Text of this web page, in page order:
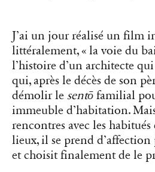
J’ai un jour réalisé un film
littéralement, « la voie du
l’histoire d’un architecte
qui, après le décès de son
démolir le sentō familial
immeuble d’habitation.
rencontres avec les
lieux, il se prend
et choisit finalement de le